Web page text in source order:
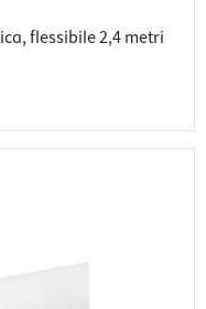
flessibile 2,4 metri